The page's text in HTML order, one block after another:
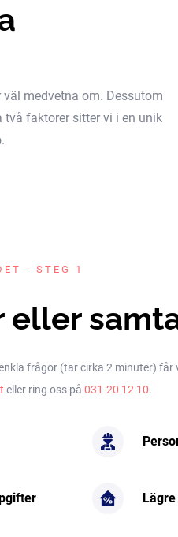
medvetna om. Dessutom
två faktorer sitter vi i en unik
- STEG 1
eller
frågor (tar cirka 2 minuter) får
eller ring oss på 031-20 12 10.